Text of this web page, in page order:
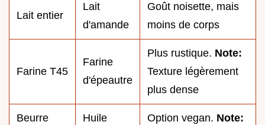
Lait entier
Lait
d'amande
Goût noisette, mais
moins de corps
Farine T45
Farine
d'épeautre
Plus rustique. Note:
Texture légèrement
plus dense
Beurre
Huile
Option vegan. Note: